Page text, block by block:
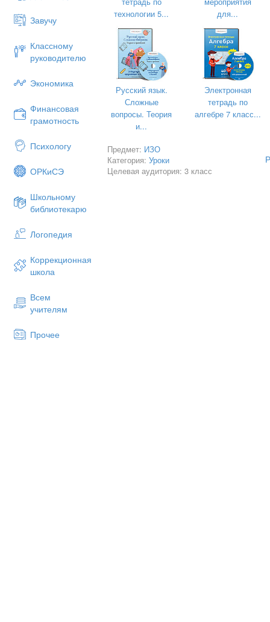
Завучу
Классному
руководителю
Экономика
Финансовая
грамотность
Психологу
ОРКиСЭ
Школьному
библиотекарю
Логопедия
Коррекционная
школа
Всем
учителям
Прочее
Разработала
педагог дополнительного образования
Окопная Е.В.
технологии 5...
для...
Русский язык.
Сложные
вопросы. Теория
и...
Электронная
тетрадь по
алгебре 7 класс...
Предмет: ИЗО
Категория:Уроки
Целевая аудитория: 3 класс